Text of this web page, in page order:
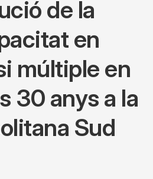
de la
en
múltiple en
30 anys a la
Sud